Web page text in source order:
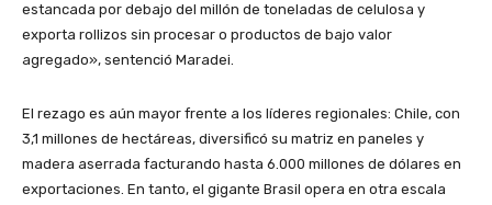
estancada por debajo del millón de toneladas de celulosa y
exporta rollizos sin procesar o productos de bajo valor
agregado», sentenció Maradei.
El rezago es aún mayor frente a los líderes regionales: Chile, con
3,1 millones de hectáreas, diversificó su matriz en paneles y
madera aserrada facturando hasta 6.000 millones de dólares en
exportaciones. En tanto, el gigante Brasil opera en otra escala